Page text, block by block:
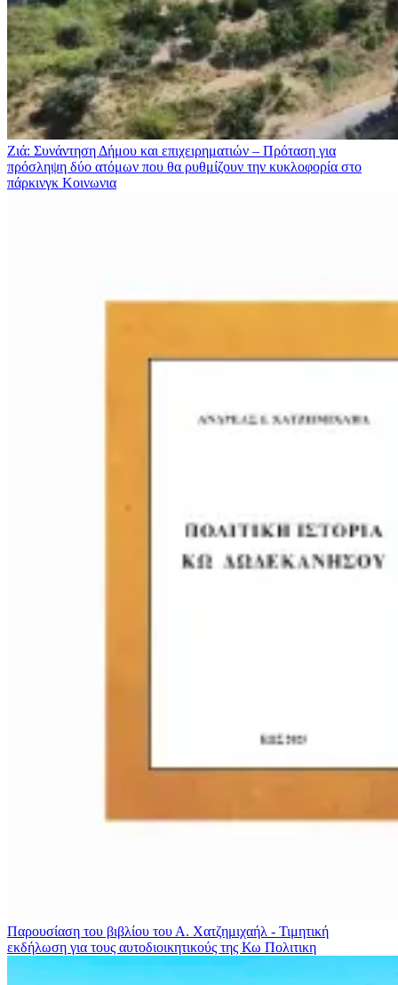
Ζιά: Συνάντηση Δήμου και επιχειρηματιών – Πρόταση για
πρόσληψη δύο ατόμων που θα ρυθμίζουν την κυκλοφορία στο
πάρκινγκ Κοινωνια
Παρουσίαση του βιβλίου του Α. Χατζημιχαήλ - Τιμητική
εκδήλωση για τους αυτοδιοικητικούς της Κω Πολιτικη